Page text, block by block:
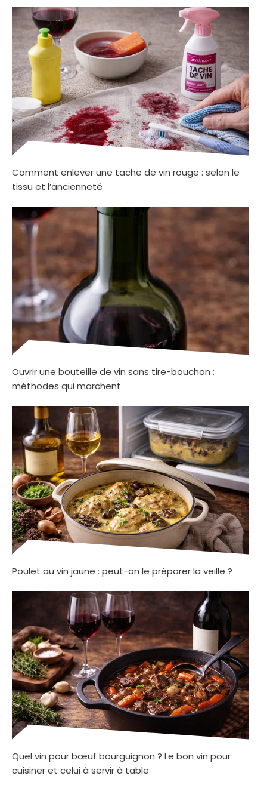
Comment enlever une tache de vin rouge : selon le
tissu et l’ancienneté
Ouvrir une bouteille de vin sans tire-bouchon :
méthodes qui marchent
Poulet au vin jaune : peut-on le préparer la veille ?
Quel vin pour bœuf bourguignon ? Le bon vin pour
cuisiner et celui à servir à table